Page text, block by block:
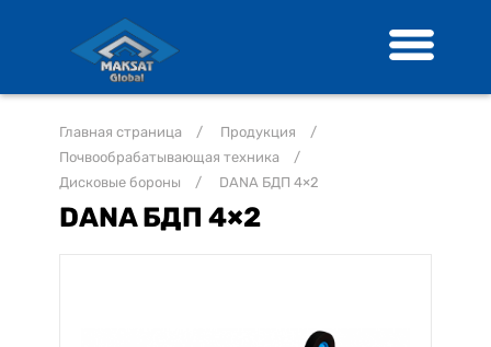
Главная страница / Продукция
/
Почвообрабатывающая техника
/
Дисковые бороны
/ DANA БДП 4×2
DANA БДП 4×2